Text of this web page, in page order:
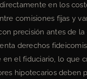
en los
comisiones fijas y
precisión antes de
derechos
el fiduciario, lo que
hipotecarios deben